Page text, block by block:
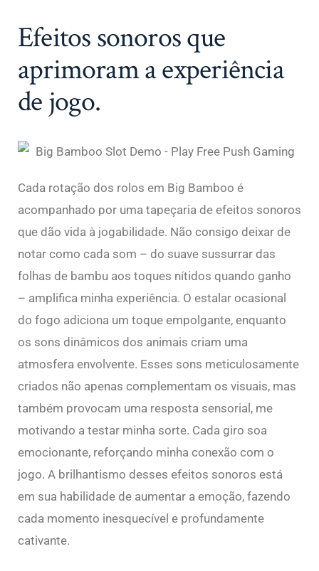
Efeitos sonoros que
aprimoram a experiência
de jogo.
Cada rotação dos rolos em Big Bamboo é
acompanhado por uma tapeçaria de efeitos sonoros
que dão vida à jogabilidade. Não consigo deixar de
notar como cada som – do suave sussurrar das
folhas de bambu aos toques nítidos quando ganho
– amplifica minha experiência. O estalar ocasional
do fogo adiciona um toque empolgante, enquanto
os sons dinâmicos dos animais criam uma
atmosfera envolvente. Esses sons meticulosamente
criados não apenas complementam os visuais, mas
também provocam uma resposta sensorial, me
motivando a testar minha sorte. Cada giro soa
emocionante, reforçando minha conexão com o
jogo. A brilhantismo desses efeitos sonoros está
em sua habilidade de aumentar a emoção, fazendo
cada momento inesquecível e profundamente
cativante.